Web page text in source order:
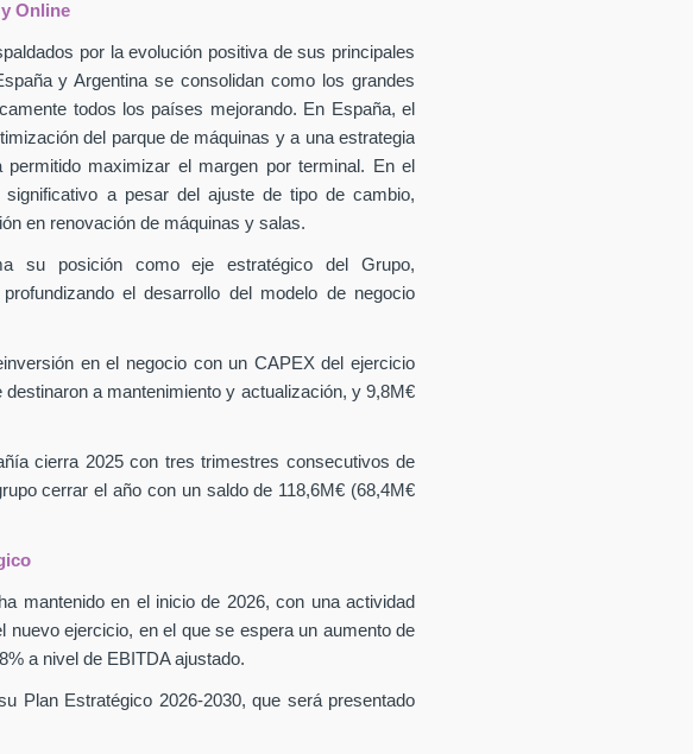
Online
por la evolución positiva de sus principales
y Argentina se consolidan como los grandes
todos los países mejorando. En España, el
del parque de máquinas y a una estrategia
maximizar el margen por terminal. En el
a pesar del ajuste de tipo de cambio,
en renovación de máquinas y salas.
su posición como eje estratégico del Grupo,
el desarrollo del modelo de negocio
en el negocio con un CAPEX del ejercicio
a mantenimiento y actualización, y 9,8M€
cierra 2025 con tres trimestres consecutivos de
cerrar el año con un saldo de 118,6M€ (68,4M€
mantenido en el inicio de 2026, con una actividad
ejercicio, en el que se espera un aumento de
a nivel de EBITDA ajustado.
Plan Estratégico 2026-2030, que será presentado